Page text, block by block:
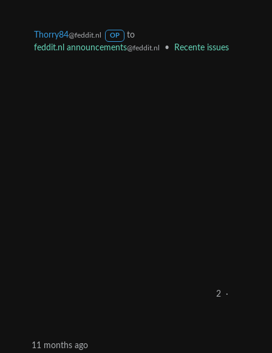
Thorry84@feddit.nl OP
to
feddit.nl announcements@feddit.nl • Recente issues
2 ·
11 months ago